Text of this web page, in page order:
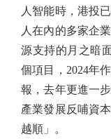
人智能時，港投
人在內的多家企
源支持的月之暗
個項目，2024年
報，去年更進一
產業發展反哺資
越順」。